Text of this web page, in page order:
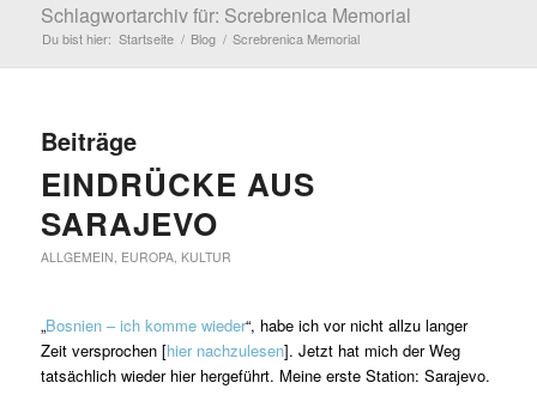
Schlagwortarchiv für: Screbrenica Memorial
Du bist hier: Startseite / Blog / Screbrenica Memorial
Beiträge
EINDRÜCKE AUS
SARAJEVO
ALLGEMEIN, EUROPA, KULTUR
„Bosnien – ich komme wieder“, habe ich vor nicht allzu langer
Zeit versprochen [hier nachzulesen]. Jetzt hat mich der Weg
tatsächlich wieder hier hergeführt. Meine erste Station: Sarajevo.